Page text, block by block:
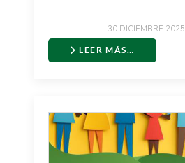
30 DICIEMBRE 2025
LEER MÁS…